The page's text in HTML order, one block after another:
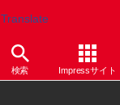
Translate
検索 Impressサイト